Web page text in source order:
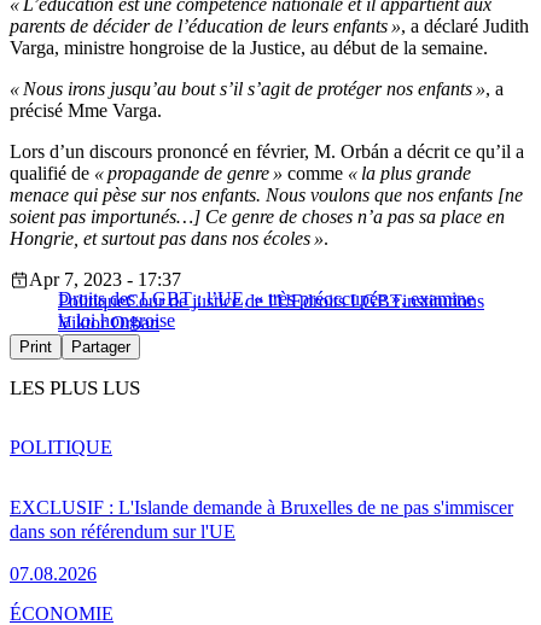
« L’éducation est une compétence nationale et il appartient aux
parents de décider de l’éducation de leurs enfants », a déclaré Judith
Varga, ministre hongroise de la Justice, au début de la semaine.
« Nous irons jusqu’au bout s’il s’agit de protéger nos enfants », a
précisé Mme Varga.
Lors d’un discours prononcé en février, M. Orbán a décrit ce qu’il a
qualifié de « propagande de genre » comme « la plus grande
menace qui pèse sur nos enfants. Nous voulons que nos enfants [ne
soient pas importunés…] Ce genre de choses n’a pas sa place en
Hongrie, et surtout pas dans nos écoles ».
Droits des LGBT : l’UE, « très préoccupée », examine
la loi hongroise
Apr 7, 2023 - 17:37
PolitiqueCour de justice de l'UEdroits LGBTinstitutions
Viktor Orban
Print Partager
LES PLUS LUS
EXCLUSIF : L'Islande demande à Bruxelles de ne pas s'immiscer
dans son référendum sur l'UE
07.08.2026
POLITIQUE
ÉCONOMIE